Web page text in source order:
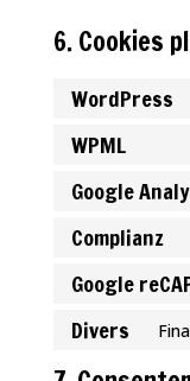
6. Cookies
WordPress
WPML
Google
Complianz
Google
Divers